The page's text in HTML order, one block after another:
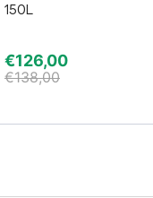
150L
€126,00
€138,00